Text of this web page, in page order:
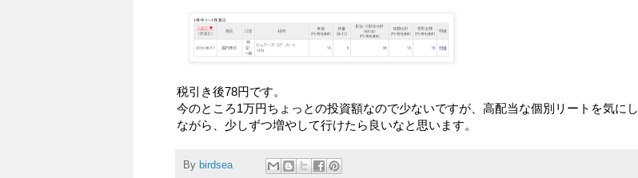
税引き後78円です。
今のところ1万円ちょっとの投資額なので少ないですが、高配当な個別リートを気にし
ながら、少しずつ増やして行けたら良いなと思います。
By birdsea